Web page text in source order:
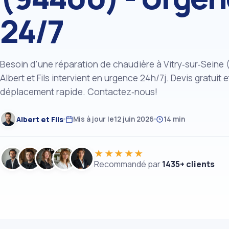
24/7
Besoin d'une réparation de chaudière à Vitry‑sur‑Seine
Albert et Fils intervient en urgence 24h/7j. Devis gratuit
déplacement rapide. Contactez‑nous!
Albert et Fils Mis à jour le12 juin 2026 14 min
★★★★★
Recommandé par1435+ clients